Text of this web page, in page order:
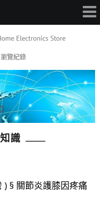
瀏覽紀錄
識
) § 關節炎護膝因疼痛